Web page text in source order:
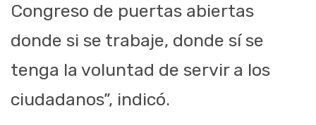
Congreso de puertas abiertas
donde si se trabaje, donde sí se
tenga la voluntad de servir a los
ciudadanos”, indicó.